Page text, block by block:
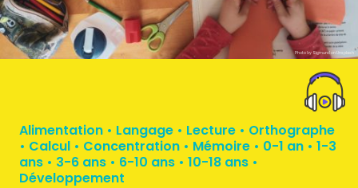
Photo by Sigmund on Unsplash
Alimentation • Langage • Lecture • Orthographe
• Calcul • Concentration • Mémoire • 0-1 an • 1-3
ans • 3-6 ans • 6-10 ans • 10-18 ans •
Développement